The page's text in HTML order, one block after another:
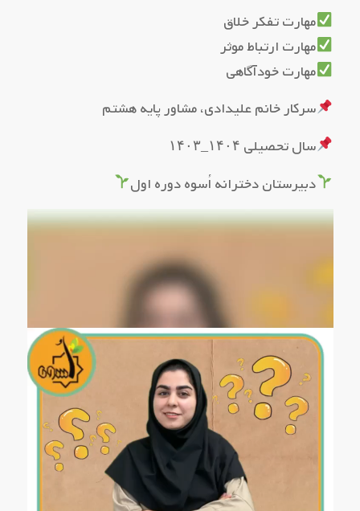
مهارت تفکر خلاق
مهارت ارتباط موثر
مهارت خودآگاهی
سرکار خانم علیدادی، مشاور پایه هشتم
سال تحصیلی ۱۴۰۴_۱۴۰۳
دبیرستان دخترانه اُسوه دوره اول